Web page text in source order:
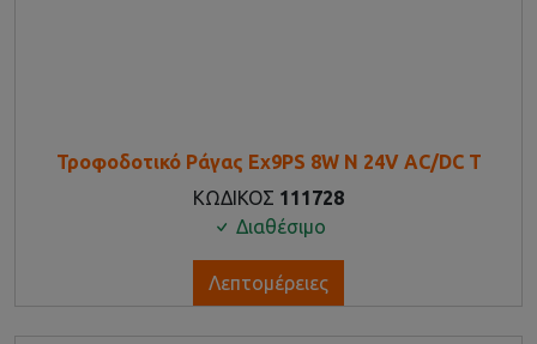
Τροφοδοτικό Ράγας Ex9PS 8W N 24V AC/DC T
ΚΩΔΙΚΟΣ 111728
Διαθέσιμο
Λεπτομέρειες